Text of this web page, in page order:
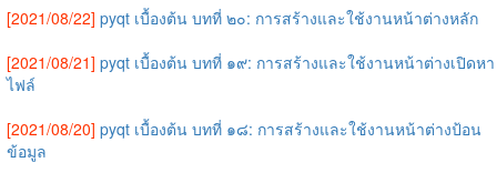
[2021/08/22] pyqt เบื้องต้น บทที่ ๒๐: การสร้างและใช้งานหน้าต่างหลัก
[2021/08/21] pyqt เบื้องต้น บทที่ ๑๙: การสร้างและใช้งานหน้าต่างเปิดหา
ไฟล์
[2021/08/20] pyqt เบื้องต้น บทที่ ๑๘: การสร้างและใช้งานหน้าต่างป้อน
ข้อมูล